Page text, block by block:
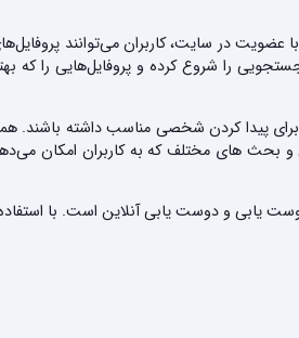
در سایت، کاربران می‌توانند
را شروع کرده و پروفایل‌هایی را که
پیدا کردن شخصی مناسب داشته باشند.
های مختلف که به کاربران امکان می‌دهد
یابی و دوست یابی آنلاین است. با استفاده